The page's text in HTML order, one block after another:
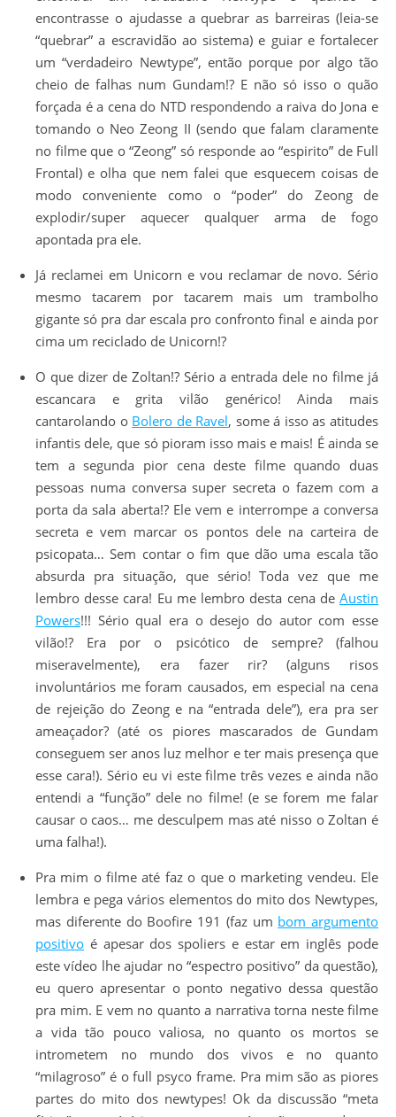
encontrasse o ajudasse a quebrar as barreiras (leia-se
“quebrar” a escravidão ao sistema) e guiar e fortalecer
um “verdadeiro Newtype”, então porque por algo tão
cheio de falhas num Gundam!? E não só isso o quão
forçada é a cena do NTD respondendo a raiva do Jona e
tomando o Neo Zeong II (sendo que falam claramente
no filme que o “Zeong” só responde ao “espirito” de Full
Frontal) e olha que nem falei que esquecem coisas de
modo conveniente como o “poder” do Zeong de
explodir/super aquecer qualquer arma de fogo
apontada pra ele.
Já reclamei em Unicorn e vou reclamar de novo. Sério
mesmo tacarem por tacarem mais um trambolho
gigante só pra dar escala pro confronto final e ainda por
cima um reciclado de Unicorn!?
O que dizer de Zoltan!? Sério a entrada dele no filme já
escancara e grita vilão genérico! Ainda mais
cantarolando o Bolero de Ravel, some á isso as atitudes
infantis dele, que só pioram isso mais e mais! É ainda se
tem a segunda pior cena deste filme quando duas
pessoas numa conversa super secreta o fazem com a
porta da sala aberta!? Ele vem e interrompe a conversa
secreta e vem marcar os pontos dele na carteira de
psicopata… Sem contar o fim que dão uma escala tão
absurda pra situação, que sério! Toda vez que me
lembro desse cara! Eu me lembro desta cena de Austin
Powers!!! Sério qual era o desejo do autor com esse
vilão!? Era por o psicótico de sempre? (falhou
miseravelmente), era fazer rir? (alguns risos
involuntários me foram causados, em especial na cena
de rejeição do Zeong e na “entrada dele”), era pra ser
ameaçador? (até os piores mascarados de Gundam
conseguem ser anos luz melhor e ter mais presença que
esse cara!). Sério eu vi este filme três vezes e ainda não
entendi a “função” dele no filme! (e se forem me falar
causar o caos… me desculpem mas até nisso o Zoltan é
uma falha!).
Pra mim o filme até faz o que o marketing vendeu. Ele
lembra e pega vários elementos do mito dos Newtypes,
mas diferente do Boofire 191 (faz um bom argumento
positivo é apesar dos spoliers e estar em inglês pode
este vídeo lhe ajudar no “espectro positivo” da questão),
eu quero apresentar o ponto negativo dessa questão
pra mim. E vem no quanto a narrativa torna neste filme
a vida tão pouco valiosa, no quanto os mortos se
intrometem no mundo dos vivos e no quanto
“milagroso” é o full psyco frame. Pra mim são as piores
partes do mito dos newtypes! Ok da discussão “meta